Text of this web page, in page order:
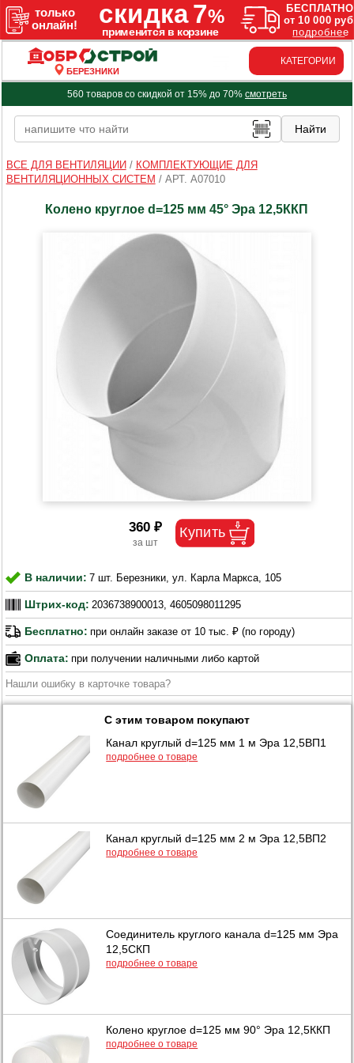
БЕРЕЗНИКИ
КАТЕГОРИИ
560 товаров со скидкой от 15% до 70% смотреть
ВСЕ ДЛЯ ВЕНТИЛЯЦИИ / КОМПЛЕКТУЮЩИЕ ДЛЯ
ВЕНТИЛЯЦИОННЫХ СИСТЕМ / АРТ. A07010
Колено круглое d=125 мм 45° Эра 12,5ККП
360 ₽
В наличии: 7 шт. Березники, ул. Карла Маркса, 105
Штрих-код: 2036738900013, 4605098011295
Бесплатно: при онлайн заказе от 10 тыс. ₽ (по городу)
Оплата: при получении наличными либо картой
Нашли ошибку в карточке товара?
С этим товаром покупают
Канал круглый d=125 мм 1 м Эра 12,5ВП1
подробнее о товаре
Канал круглый d=125 мм 2 м Эра 12,5ВП2
подробнее о товаре
Соединитель круглого канала d=125 мм Эра
12,5СКП
подробнее о товаре
Колено круглое d=125 мм 90° Эра 12,5ККП
подробнее о товаре